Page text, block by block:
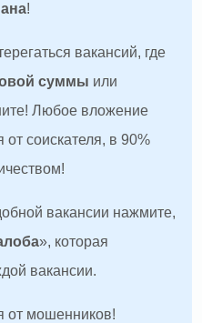
!
вакансий, где
суммы или
Любое вложение
от соискателя, в 90%
вакансии нажмите,
», которая
вакансии.
от мошенников!